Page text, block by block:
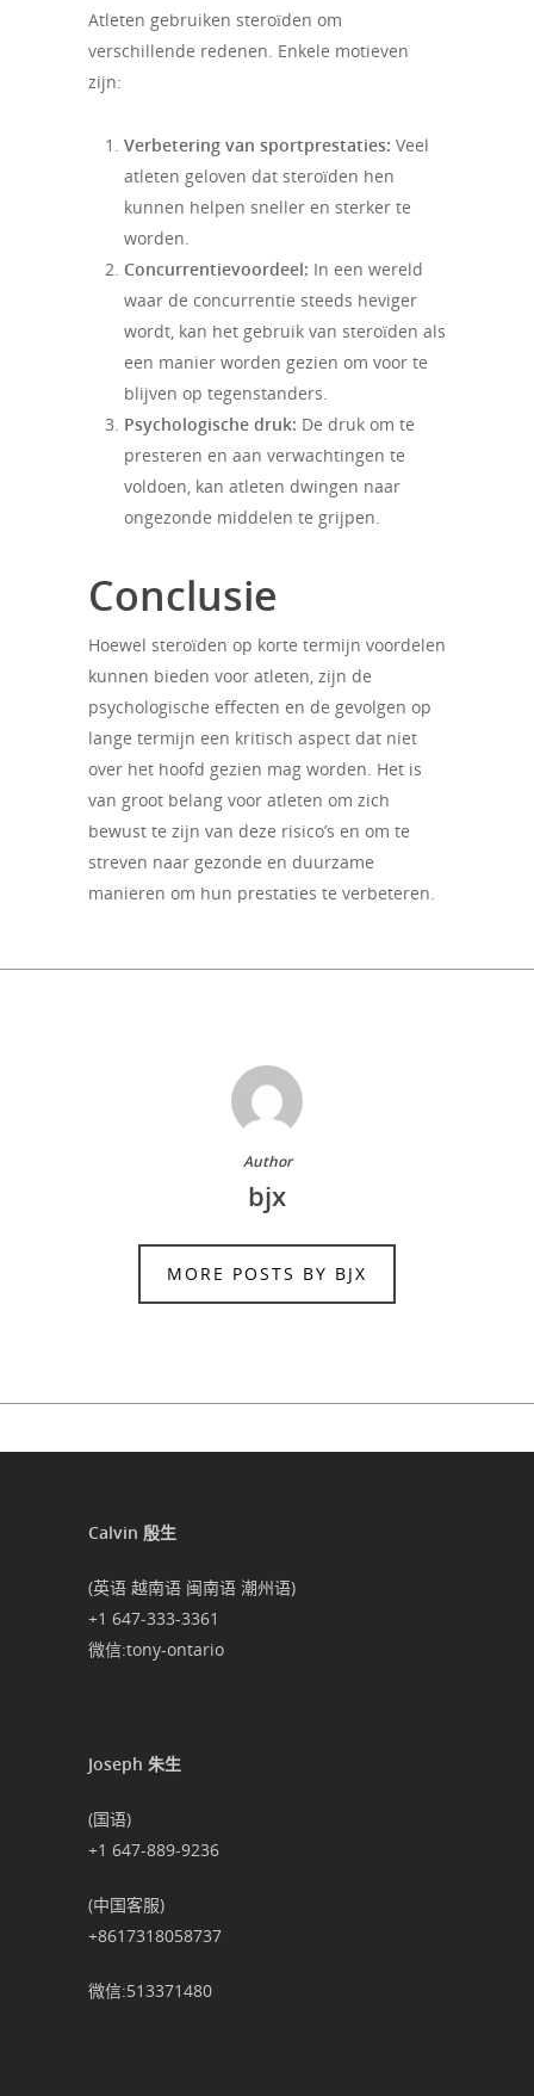
Atleten gebruiken steroïden om
verschillende redenen. Enkele motieven
zijn:
Verbetering van sportprestaties: Veel
atleten geloven dat steroïden hen
kunnen helpen sneller en sterker te
worden.
Concurrentievoordeel: In een wereld
waar de concurrentie steeds heviger
wordt, kan het gebruik van steroïden als
een manier worden gezien om voor te
blijven op tegenstanders.
Psychologische druk: De druk om te
presteren en aan verwachtingen te
voldoen, kan atleten dwingen naar
ongezonde middelen te grijpen.
Conclusie
Hoewel steroïden op korte termijn voordelen
kunnen bieden voor atleten, zijn de
psychologische effecten en de gevolgen op
lange termijn een kritisch aspect dat niet
over het hoofd gezien mag worden. Het is
van groot belang voor atleten om zich
bewust te zijn van deze risico’s en om te
streven naar gezonde en duurzame
manieren om hun prestaties te verbeteren.
Author
bjx
MORE POSTS BY BJX
Calvin 殷生
(英语 越南语 闽南语 潮州语)
+1 647-333-3361
微信:tony-ontario
Joseph 朱生
(国语)
+1 647-889-9236
(中国客服)
+8617318058737
微信:513371480